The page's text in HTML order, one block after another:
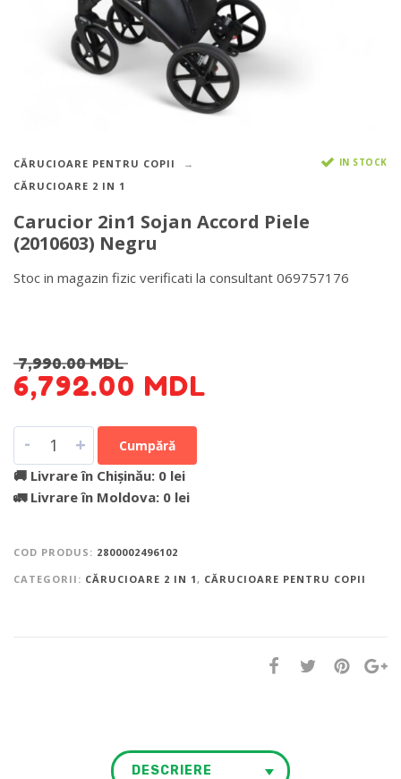
CĂRUCIOARE PENTRU COPII
CĂRUCIOARE 2 IN 1
IN STOCK
Carucior 2in1 Sojan Accord Piele
(2010603) Negru
Stoc in magazin fizic verificati la consultant 069757176
7,990.00MDL
6,792.00 MDL
- + Cumpără
🚚 Livrare în Chișinău: 0 lei
🚛 Livrare în Moldova: 0 lei
COD PRODUS: 2800002496102
CATEGORII: CĂRUCIOARE 2 IN 1 , CĂRUCIOARE PENTRU COPII
DESCRIERE